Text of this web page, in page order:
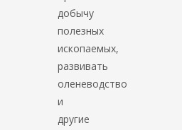
добычу
полезных
ископаемых,
развивать
оленеводство
и
другие